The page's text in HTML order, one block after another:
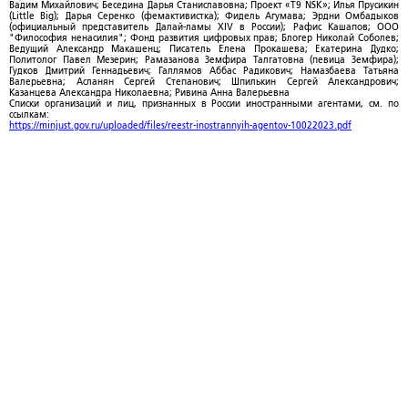
Вадим Михайлович; Беседина Дарья Станиславовна; Проект «T9 NSK»; Илья Прусикин
(Little Big); Дарья Серенко (фемактивистка); Фидель Агумава; Эрдни Омбадыков
(официальный представитель Далай-ламы XIV в России); Рафис Кашапов; ООО
"Философия ненасилия"; Фонд развития цифровых прав; Блогер Николай Соболев;
Ведущий Александр Макашенц; Писатель Елена Прокашева; Екатерина Дудко;
Политолог Павел Мезерин; Рамазанова Земфира Талгатовна (певица Земфира);
Гудков Дмитрий Геннадьевич; Галлямов Аббас Радикович; Намазбаева Татьяна
Валерьевна; Асланян Сергей Степанович; Шпилькин Сергей Александрович;
Казанцева Александра Николаевна; Ривина Анна Валерьевна
Списки организаций и лиц, признанных в России иностранными агентами, см. по
ссылкам:
https://minjust.gov.ru/uploaded/files/reestr-inostrannyih-agentov-10022023.pdf